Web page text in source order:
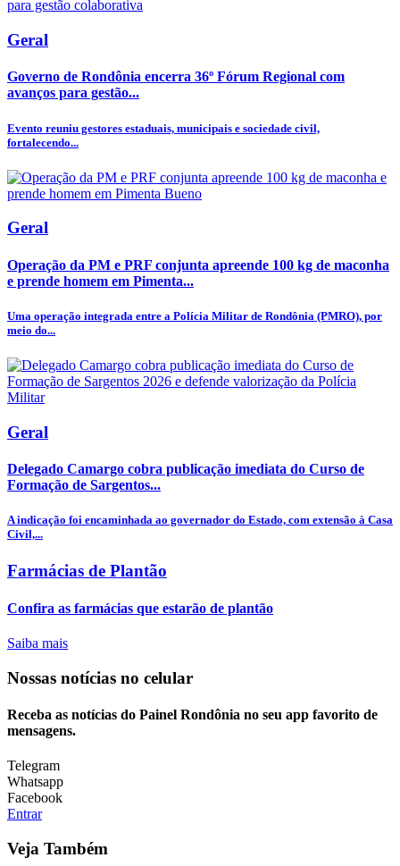
Geral
Governo de Rondônia encerra 36º Fórum Regional com
avanços para gestão...
Evento reuniu gestores estaduais, municipais e sociedade civil,
fortalecendo...
Geral
Operação da PM e PRF conjunta apreende 100 kg de maconha
e prende homem em Pimenta...
Uma operação integrada entre a Polícia Militar de Rondônia (PMRO), por
meio do...
Geral
Delegado Camargo cobra publicação imediata do Curso de
Formação de Sargentos...
A indicação foi encaminhada ao governador do Estado, com extensão à Casa
Civil,...
Farmácias de Plantão
Confira as farmácias que estarão de plantão
Saiba mais
Nossas notícias no celular
Receba as notícias do Painel Rondônia no seu app favorito de
mensagens.
Telegram
Whatsapp
Facebook
Entrar
Veja Também